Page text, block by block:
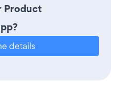
Product
details